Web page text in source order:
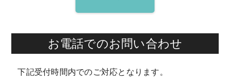
お電話でのお問い合わせ
下記受付時間内でのご対応となります。